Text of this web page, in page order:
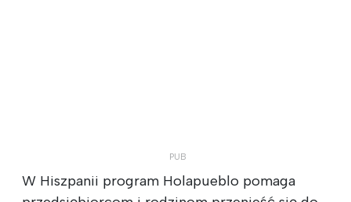
W Hiszpanii program Holapueblo pomaga